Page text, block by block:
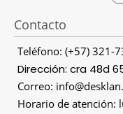
Contacto
Teléfono: (+57) 321-
Dirección: cra 48d
Correo:
Horario de atención: